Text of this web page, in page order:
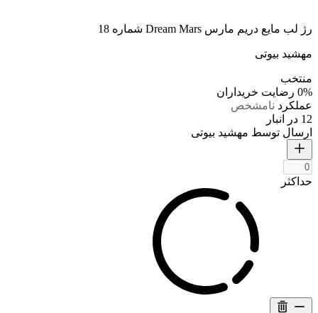
رژ لب مایع دریم مارس Dream Mars شماره 18
مهشید بیوتی
منتخب
0% رضایت خریداران
عملکرد نامشخص
12 در انبار
ارسال توسط مهشید بیوتی
حداکثر